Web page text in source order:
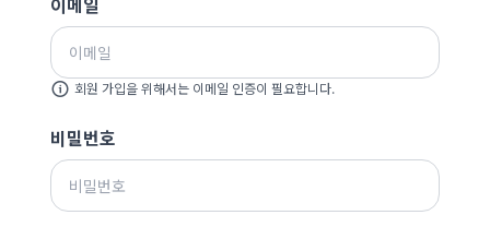
회원 가입을 위해서는 이메일 인증이 필요합니다.
비밀번호